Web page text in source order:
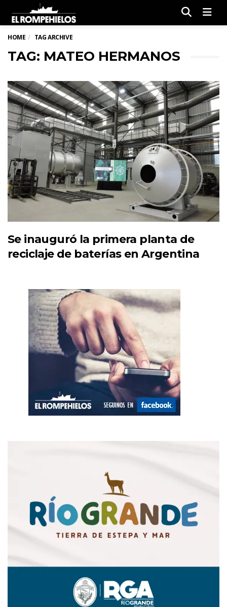
HOME TAG ARCHIVE
TAG: MATEO HERMANOS
Se inauguró la primera planta de
reciclaje de baterías en Argentina